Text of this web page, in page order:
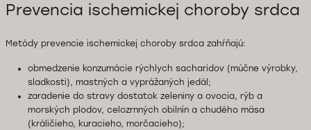
Prevencia ischemickej choroby srdca
Metódy prevencie ischemickej choroby srdca zahŕňajú:
obmedzenie konzumácie rýchlych sacharidov (múčne výrobky,
sladkosti), mastných a vyprážaných jedál;
zaradenie do stravy dostatok zeleniny a ovocia, rýb a
morských plodov, celozrnných obilnín a chudého mäsa
(králičieho, kuracieho, morčacieho);